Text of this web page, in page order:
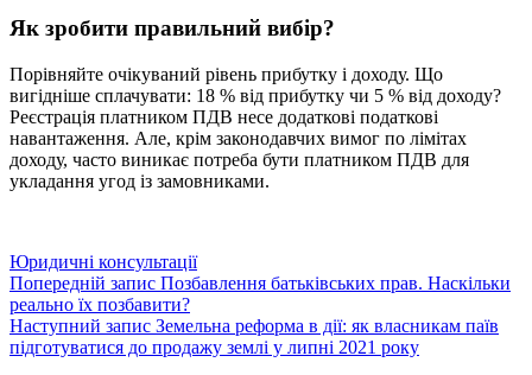
Як зробити правильний вибір?
Порівняйте очікуваний рівень прибутку і доходу. Що
вигідніше сплачувати: 18 % від прибутку чи 5 % від доходу?
Реєстрація платником ПДВ несе додаткові податкові
навантаження. Але, крім законодавчих вимог по лімітах
доходу, часто виникає потреба бути платником ПДВ для
укладання угод із замовниками.
Категорії
Юридичні консультації
Навігація
записів
Попередній
запис
Попередній запис Позбавлення батьківських прав. Наскільки
реально їх позбавити?
Наступний
запис
Наступний запис Земельна реформа в дії: як власникам паїв
підготуватися до продажу землі у липні 2021 року